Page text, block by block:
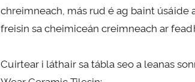
chreimneach, más rud é ag baint
freisin sa cheimiceán creimneach ar
Cuirtear i láthair sa tábla seo a leanas